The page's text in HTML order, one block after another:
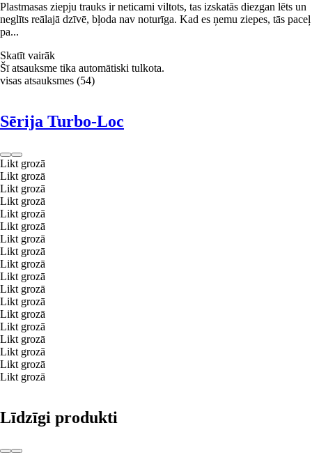
Plastmasas ziepju trauks ir neticami viltots, tas izskatās diezgan lēts un
neglīts reālajā dzīvē, bļoda nav noturīga. Kad es ņemu ziepes, tās paceļ
pa...
Skatīt vairāk
Šī atsauksme tika automātiski tulkota.
visas atsauksmes (54)
Sērija Turbo-Loc
Likt grozā
Likt grozā
Likt grozā
Likt grozā
Likt grozā
Likt grozā
Likt grozā
Likt grozā
Likt grozā
Likt grozā
Likt grozā
Likt grozā
Likt grozā
Likt grozā
Likt grozā
Likt grozā
Likt grozā
Likt grozā
Līdzīgi produkti